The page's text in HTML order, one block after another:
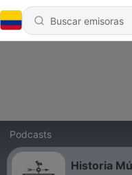
Podcasts
Historia